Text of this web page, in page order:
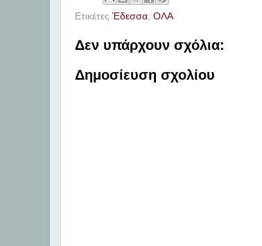
Ετικέτες Έδεσσα ΟΛΑ
Δεν υπάρχουν σχόλια:
Δημοσίευση σχολίου